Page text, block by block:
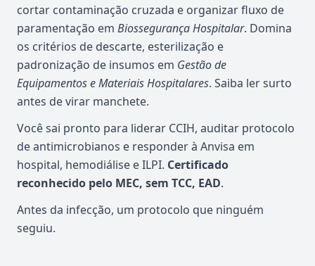
cortar contaminação cruzada e organizar fluxo de
paramentação em Biossegurança Hospitalar. Domina
os critérios de descarte, esterilização e
padronização de insumos em Gestão de
Equipamentos e Materiais Hospitalares. Saiba ler surto
antes de virar manchete.
Você sai pronto para liderar CCIH, auditar protocolo
de antimicrobianos e responder à Anvisa em
hospital, hemodiálise e ILPI. Certificado
reconhecido pelo MEC, sem TCC, EAD.
Antes da infecção, um protocolo que ninguém
seguiu.